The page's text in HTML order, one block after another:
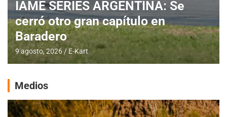
IAME SERIES ARGENTINA: Se
cerró otro gran capítulo en
Baradero
9 agosto, 2026 E-Kart
Medios